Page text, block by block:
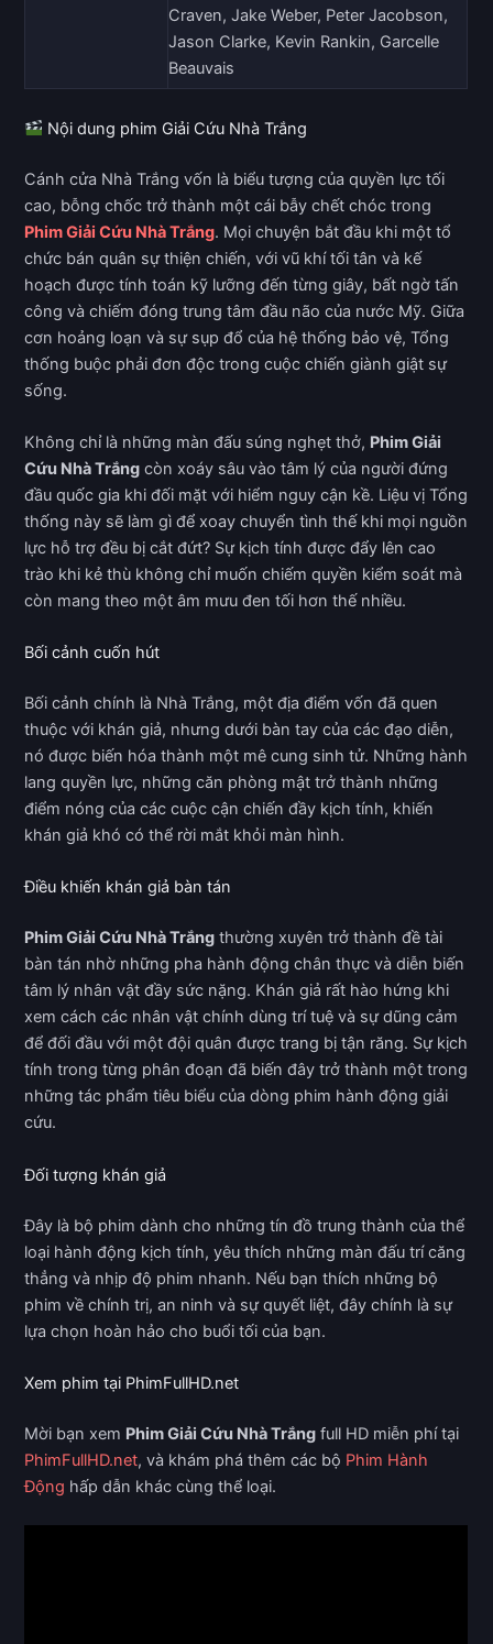
Craven, Jake Weber, Peter Jacobson,
Jason Clarke, Kevin Rankin, Garcelle
Beauvais
Nội dung phim Giải Cứu Nhà Trắng
Cánh cửa Nhà Trắng vốn là biểu tượng của quyền lực tối
cao, bỗng chốc trở thành một cái bẫy chết chóc trong
Phim Giải Cứu Nhà Trắng. Mọi chuyện bắt đầu khi một tổ
chức bán quân sự thiện chiến, với vũ khí tối tân và kế
hoạch được tính toán kỹ lưỡng đến từng giây, bất ngờ tấn
công và chiếm đóng trung tâm đầu não của nước Mỹ. Giữa
cơn hoảng loạn và sự sụp đổ của hệ thống bảo vệ, Tổng
thống buộc phải đơn độc trong cuộc chiến giành giật sự
sống.
Không chỉ là những màn đấu súng nghẹt thở, Phim Giải
Cứu Nhà Trắng còn xoáy sâu vào tâm lý của người đứng
đầu quốc gia khi đối mặt với hiểm nguy cận kề. Liệu vị Tổng
thống này sẽ làm gì để xoay chuyển tình thế khi mọi nguồn
lực hỗ trợ đều bị cắt đứt? Sự kịch tính được đẩy lên cao
trào khi kẻ thù không chỉ muốn chiếm quyền kiểm soát mà
còn mang theo một âm mưu đen tối hơn thế nhiều.
Bối cảnh cuốn hút
Bối cảnh chính là Nhà Trắng, một địa điểm vốn đã quen
thuộc với khán giả, nhưng dưới bàn tay của các đạo diễn,
nó được biến hóa thành một mê cung sinh tử. Những hành
lang quyền lực, những căn phòng mật trở thành những
điểm nóng của các cuộc cận chiến đầy kịch tính, khiến
khán giả khó có thể rời mắt khỏi màn hình.
Điều khiến khán giả bàn tán
Phim Giải Cứu Nhà Trắng thường xuyên trở thành đề tài
bàn tán nhờ những pha hành động chân thực và diễn biến
tâm lý nhân vật đầy sức nặng. Khán giả rất hào hứng khi
xem cách các nhân vật chính dùng trí tuệ và sự dũng cảm
để đối đầu với một đội quân được trang bị tận răng. Sự kịch
tính trong từng phân đoạn đã biến đây trở thành một trong
những tác phẩm tiêu biểu của dòng phim hành động giải
cứu.
Đối tượng khán giả
Đây là bộ phim dành cho những tín đồ trung thành của thể
loại hành động kịch tính, yêu thích những màn đấu trí căng
thẳng và nhịp độ phim nhanh. Nếu bạn thích những bộ
phim về chính trị, an ninh và sự quyết liệt, đây chính là sự
lựa chọn hoàn hảo cho buổi tối của bạn.
Xem phim tại PhimFullHD.net
Mời bạn xem Phim Giải Cứu Nhà Trắng full HD miễn phí tại
PhimFullHD.net, và khám phá thêm các bộ Phim Hành
Động hấp dẫn khác cùng thể loại.